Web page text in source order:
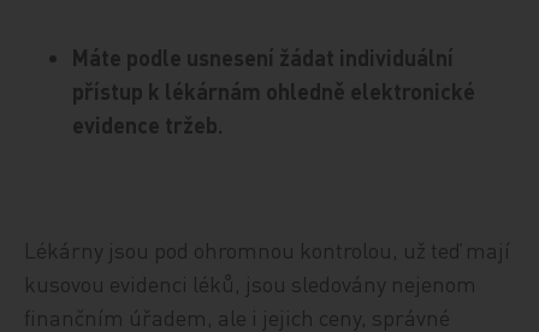
Máte podle usnesení žádat individuální
přístup k lékárnám ohledně elektronické
evidence tržeb.
Lékárny jsou pod ohromnou kontrolou, už teď mají
kusovou evidenci léků, jsou sledovány nejenom
finančním úřadem, ale i jejich ceny, správné